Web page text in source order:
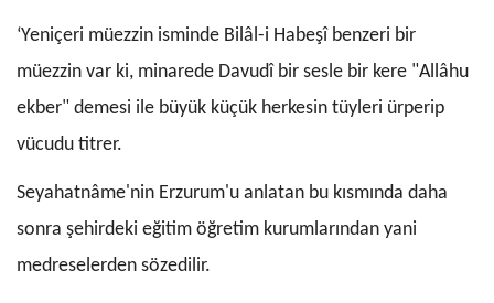
‘Yeniçeri müezzin isminde Bilâl-i Habeşî benzeri bir
müezzin var ki, minarede Davudî bir sesle bir kere "Allâhu
ekber" demesi ile büyük küçük herkesin tüyleri ürperip
vücudu titrer.
Seyahatnâme'nin Erzurum'u anlatan bu kısmında daha
sonra şehirdeki eğitim öğretim kurumlarından yani
medreselerden sözedilir.